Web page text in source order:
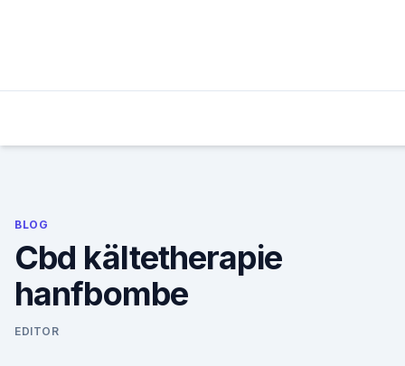
BLOG
Cbd kältetherapie
hanfbombe
EDITOR